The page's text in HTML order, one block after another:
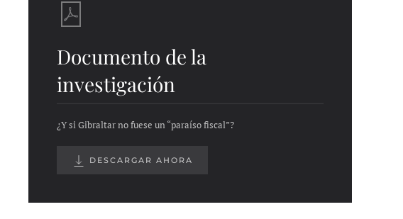
Documento de la
investigación
¿Y si Gibraltar no fuese un “paraíso fiscal”?
DESCARGAR AHORA